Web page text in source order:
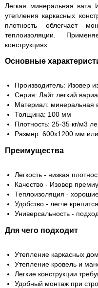
Легкая минеральная
утепления каркасных
плотность облегчает
теплоизоляции.
конструкциях.
Основные
Производитель: Изовер
Серия: Лайт легкий
Материал: минеральная
Толщина: 100 мм
Плотность: 25-35 кг/м3
Размер: 600х1200 мм
Преимущества
Легкость - низкая
Качество - Изовер
Теплоизоляция -
Удобство - легче
Универсальность -
Для чего подходит
Утепление каркасных
Утепление кровель и
Легкие конструкции
Удобный монтаж при